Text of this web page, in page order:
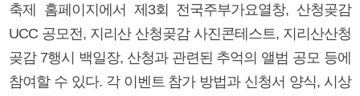
축제 홈페이지에서 제3회 전국주부가요열창, 산청곶감
UCC 공모전, 지리산 산청곶감 사진콘테스트, 지리산산청
곶감 7행시 백일장, 산청과 관련된 추억의 앨범 공모 등에
참여할 수 있다. 각 이벤트 참가 방법과 신청서 양식, 시상